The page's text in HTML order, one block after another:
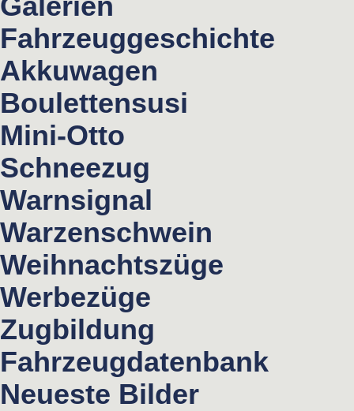
Fahrzeuggeschichte
Akkuwagen
Boulettensusi
Mini-Otto
Schneezug
Warnsignal
Warzenschwein
Weihnachtszüge
Werbezüge
Zugbildung
Fahrzeugdatenbank
Neueste Bilder